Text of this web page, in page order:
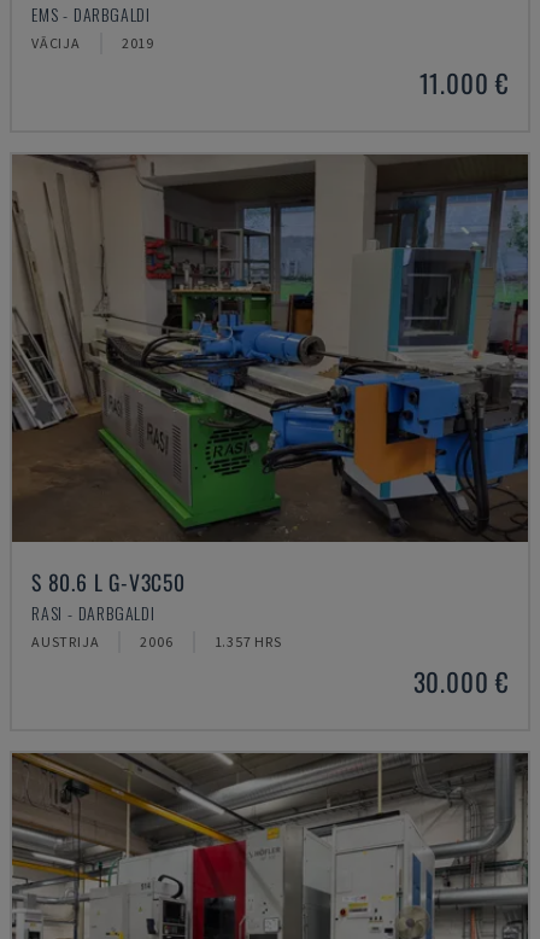
EMS - DARBGALDI
VĀCIJA 2019
11.000 €
S 80.6 L G-V3C50
RASI - DARBGALDI
AUSTRIJA 2006 1.357 HRS
30.000 €